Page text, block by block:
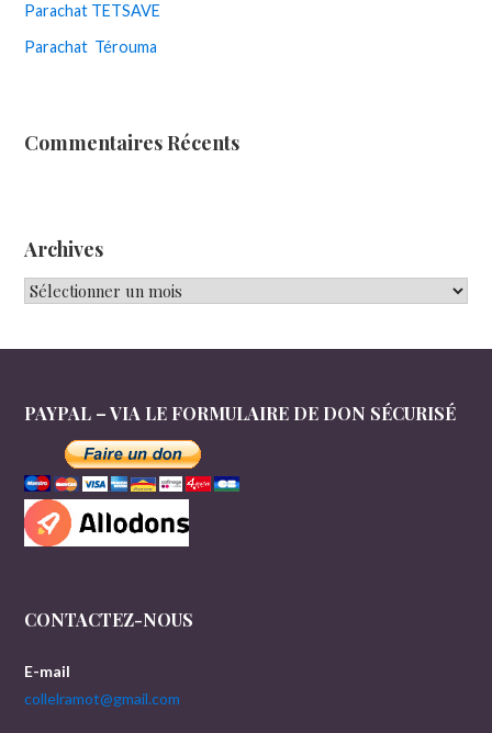
Parachat TETSAVE
Parachat Térouma
Commentaires Récents
Archives
Archives
PAYPAL – VIA LE FORMULAIRE DE DON SÉCURISÉ
CONTACTEZ-NOUS
E-mail
collelramot@gmail.com